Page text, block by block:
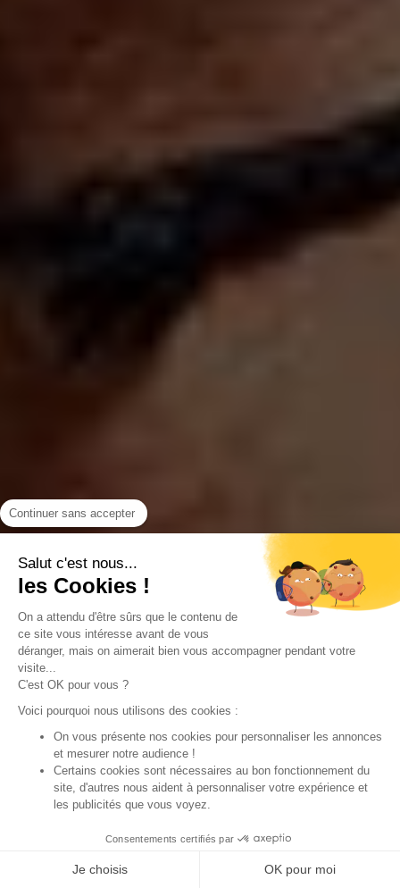
Continuer sans accepter
Salut c'est nous...
les Cookies !
On a attendu d'être sûrs que le contenu de
ce site vous intéresse avant de vous
déranger, mais on aimerait bien vous accompagner pendant votre
visite...
C'est OK pour vous ?
Voici pourquoi nous utilisons des cookies :
On vous présente nos cookies pour personnaliser les annonces
et mesurer notre audience !
Certains cookies sont nécessaires au bon fonctionnement du
site, d'autres nous aident à personnaliser votre expérience et
les publicités que vous voyez.
Consentements certifiés par
Je choisis OK pour moi
IGNORER